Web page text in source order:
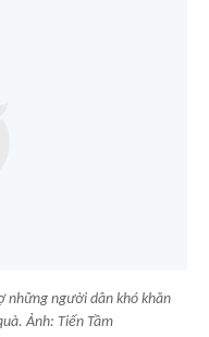
những người dân khó khăn
Ảnh: Tiến Tầm